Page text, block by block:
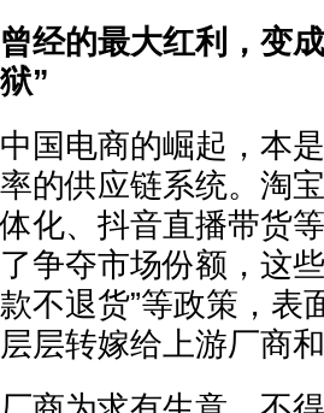
曾经的最大红利，变
狱”
中国电商的崛起，本
率的供应链系统。淘
体化、抖音直播带货
了争夺市场份额，这
款不退货”等政策，表
层层转嫁给上游厂商